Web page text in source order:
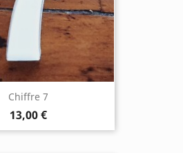
Chiffre 7
13,00 €